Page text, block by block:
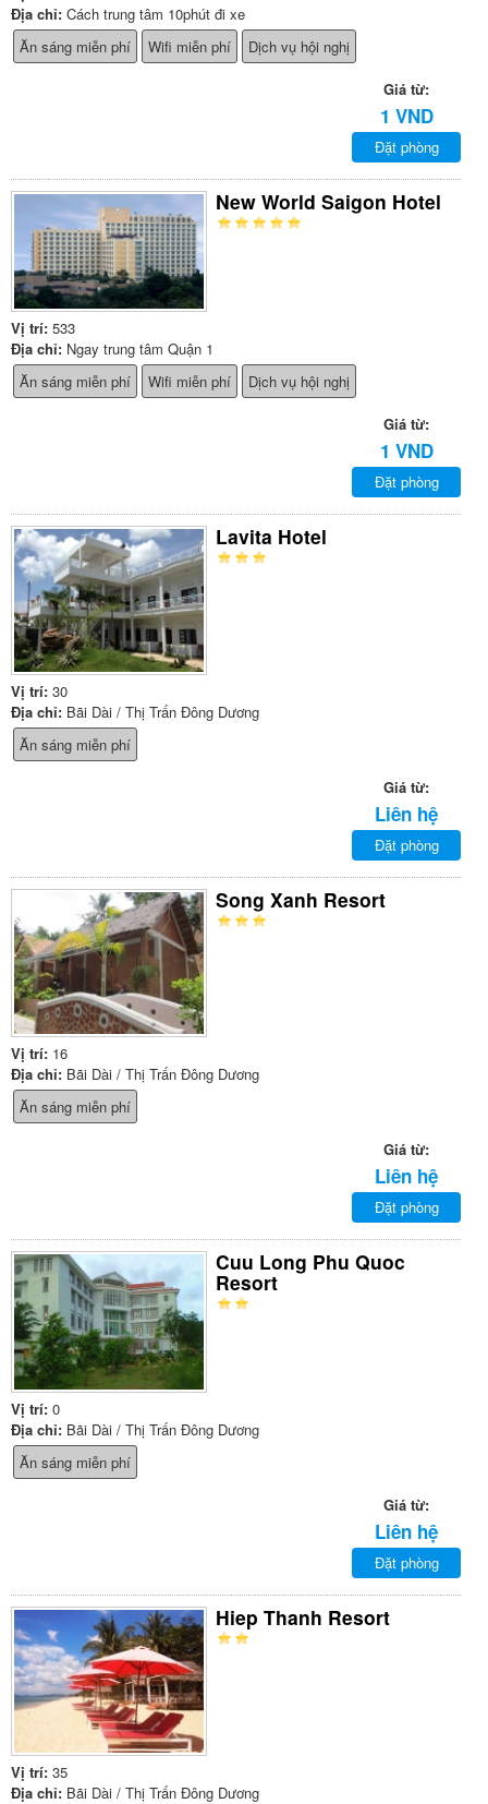
Địa chỉ: Cách trung tâm 10phút đi xe
Ăn sáng miễn phí
Wifi miễn phí Dịch vụ hội nghị
Giá từ:
1 VND
Đặt phòng
New World Saigon Hotel
Vị trí: 533
Địa chỉ: Ngay trung tâm Quận 1
Ăn sáng miễn phí
Wifi miễn phí Dịch vụ hội nghị
Giá từ:
1 VND
Đặt phòng
Lavita Hotel
Vị trí: 30
Địa chỉ: Bãi Dài / Thị Trấn Đông Dương
Ăn sáng miễn phí
Giá từ:
Liên hệ
Đặt phòng
Song Xanh Resort
Vị trí: 16
Địa chỉ: Bãi Dài / Thị Trấn Đông Dương
Ăn sáng miễn phí
Giá từ:
Liên hệ
Đặt phòng
Cuu Long Phu Quoc
Resort
Vị trí: 0
Địa chỉ: Bãi Dài / Thị Trấn Đông Dương
Ăn sáng miễn phí
Giá từ:
Liên hệ
Đặt phòng
Hiep Thanh Resort
Vị trí: 35
Địa chỉ: Bãi Dài / Thị Trấn Đông Dương